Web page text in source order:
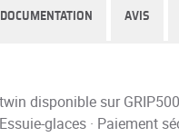
DOCUMENTATION AVIS
disponible sur
glaces · Paiement